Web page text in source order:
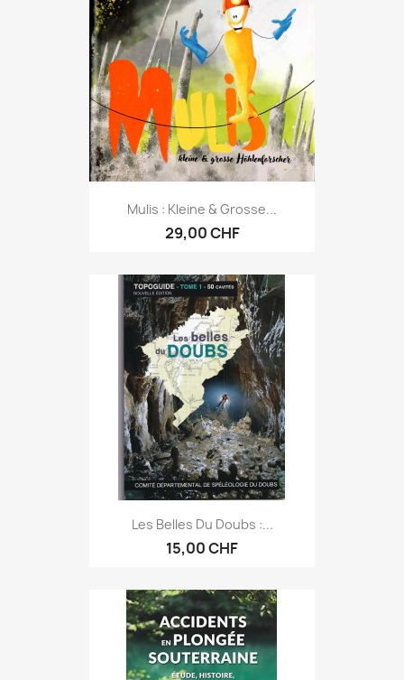
Mulis : Kleine & Grosse...
29,00 CHF
Les Belles Du Doubs :...
15,00 CHF